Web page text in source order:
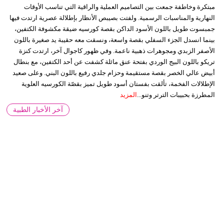
مبتكرة وخاطفة جمعت بين التصاميم العملية والراقية التي تناسب الأوقات
النهارية والمناسبات الرسمية. ولفتت بصيبص الأنظار بإطلالة عصرية ارتدت فيها
جمبسوت طويل باللون الأسود الداكن بقصة كورسيه ضيقة مكشوفة الكتفين،
بينما انسدل الجزء السفلي بقصة واسعة، ونسقت معه حقيبة يد صغيرة باللون
الأصفر الزبدي ومجوهرات ذهبية ناعمة. وفي ظهور كاجوال آخر، ارتدت كنزة
تريكو باللون البيج الوردي بفتحة عنق مائلة كشفت عن أحد الكتفين، مع بنطال
أبيض عالي الخصر بقصة مستقيمة وحزام جلدي رفيع باللون البني. وعلى صعيد
الإطلالات الفخمة، تألقت بفستان أسود طويل تميز بقصّة الكورسيه العلوية
المطرزة بحبيبات الترتر وتنو... المزيد
آخر الأخبار الطبية